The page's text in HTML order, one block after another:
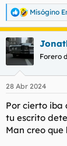
demás
salud tanto
extra de
capacidades
especie. Al
sociedad
necesidad
entretenidos,
tienen
actuales en
está dirigido
para que el
R
e
a
c
c
e
:
Misógino
Forero
28 Abr 2024
Por cierto iba
tu escrito
Man creo que